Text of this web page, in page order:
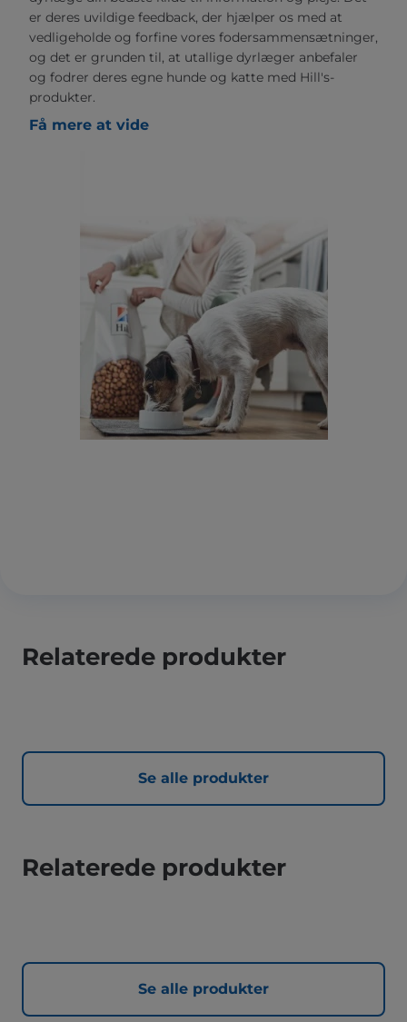
er deres uvildige feedback, der hjælper os med at
vedligeholde og forfine vores fodersammensætninger,
og det er grunden til, at utallige dyrlæger anbefaler
og fodrer deres egne hunde og katte med Hill's-
produkter.
Få mere at vide
Relaterede produkter
Se alle produkter
Relaterede produkter
Se alle produkter